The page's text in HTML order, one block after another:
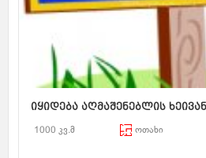
იყიდება აღმაშენებლის
1000 კვ.მ ოთახი